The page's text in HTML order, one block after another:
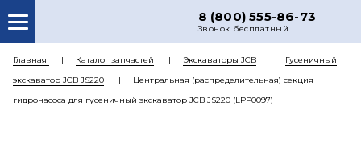
8 (800) 555-86-73
Звонок бесплатный
О НАС
КАТАЛОГ ЗАПЧАСТЕЙ
РЕМОНТ
Главная Каталог запчастей Экскаваторы JCB
Гусеничный
экскаватор JCB JS220
Центральная (распределительная) секция
гидронасоса для гусеничный экскаватор JCB JS220 (LPP0097)